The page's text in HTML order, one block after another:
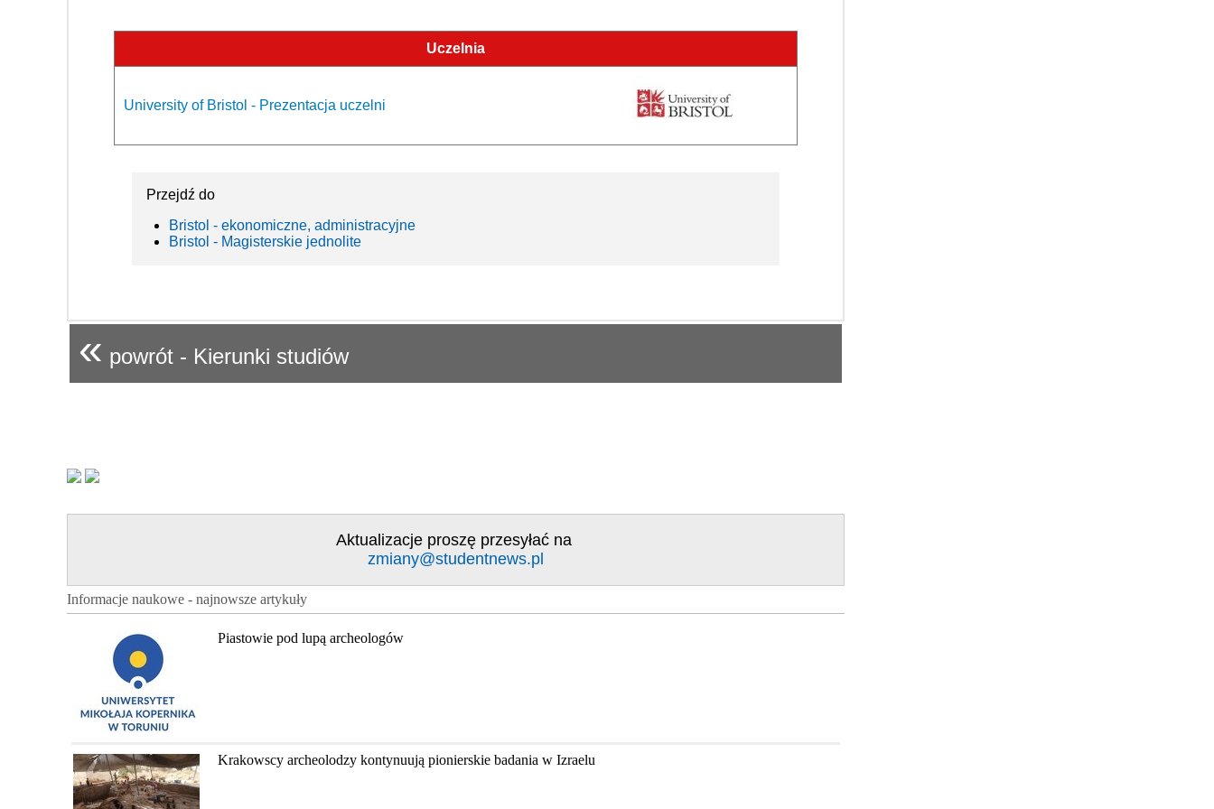
Uczelnia
University of Bristol - Prezentacja uczelni
Przejdź do
Bristol - ekonomiczne, administracyjne
Bristol - Magisterskie jednolite
« powrót - Kierunki studiów
Aktualizacje proszę przesyłać na
zmiany@studentnews.pl
Informacje naukowe - najnowsze artykuły
Piastowie pod lupą archeologów
Krakowscy archeolodzy kontynuują pionierskie badania w Izraelu